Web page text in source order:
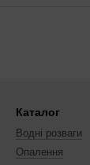
Каталог
Водні розваги
Опалення